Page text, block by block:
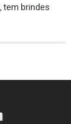
tem brindes